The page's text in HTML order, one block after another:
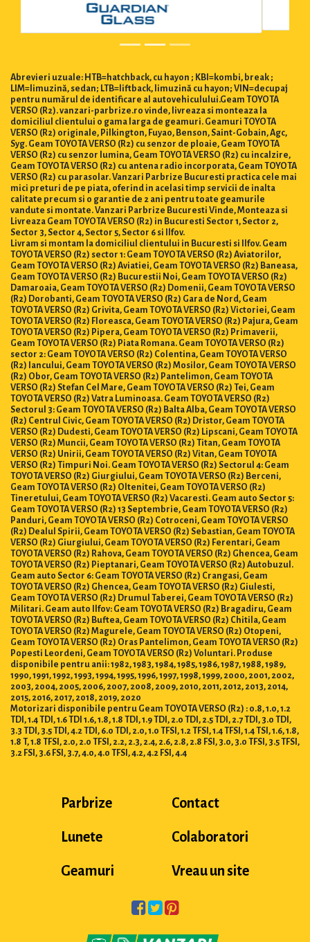
Abrevieri uzuale: HTB=hatchback, cu hayon ; KBI=kombi, break ;
LIM=limuzină, sedan; LTB=liftback, limuzină cu hayon; VIN=decupaj
pentru numărul de identificare al autovehiculului.Geam TOYOTA
VERSO (R2). vanzari-parbrize.ro vinde, livreaza si monteaza la
domiciliul clientului o gama larga de geamuri. Geamuri TOYOTA
VERSO (R2) originale, Pilkington, Fuyao, Benson, Saint-Gobain, Agc,
Syg. Geam TOYOTA VERSO (R2) cu senzor de ploaie, Geam TOYOTA
VERSO (R2) cu senzor lumina, Geam TOYOTA VERSO (R2) cu incalzire,
Geam TOYOTA VERSO (R2) cu antena radio incorporata, Geam TOYOTA
VERSO (R2) cu parasolar. Vanzari Parbrize Bucuresti practica cele mai
mici preturi de pe piata, oferind in acelasi timp servicii de inalta
calitate precum si o garantie de 2 ani pentru toate geamurile
vandute si montate. Vanzari Parbrize Bucuresti Vinde, Monteaza si
Livreaza Geam TOYOTA VERSO (R2) in Bucuresti Sector 1, Sector 2,
Sector 3, Sector 4, Sector 5, Sector 6 si Ilfov.
Livram si montam la domiciliul clientului in Bucuresti si Ilfov. Geam
TOYOTA VERSO (R2) sector 1: Geam TOYOTA VERSO (R2) Aviatorilor,
Geam TOYOTA VERSO (R2) Aviatiei, Geam TOYOTA VERSO (R2) Baneasa,
Geam TOYOTA VERSO (R2) Bucurestii Noi, Geam TOYOTA VERSO (R2)
Damaroaia, Geam TOYOTA VERSO (R2) Domenii, Geam TOYOTA VERSO
(R2) Dorobanti, Geam TOYOTA VERSO (R2) Gara de Nord, Geam
TOYOTA VERSO (R2) Grivita, Geam TOYOTA VERSO (R2) Victoriei, Geam
TOYOTA VERSO (R2) Floreasca, Geam TOYOTA VERSO (R2) Pajura, Geam
TOYOTA VERSO (R2) Pipera, Geam TOYOTA VERSO (R2) Primaverii,
Geam TOYOTA VERSO (R2) Piata Romana. Geam TOYOTA VERSO (R2)
sector 2: Geam TOYOTA VERSO (R2) Colentina, Geam TOYOTA VERSO
(R2) Iancului, Geam TOYOTA VERSO (R2) Mosilor, Geam TOYOTA VERSO
(R2) Obor, Geam TOYOTA VERSO (R2) Pantelimon, Geam TOYOTA
VERSO (R2) Stefan Cel Mare, Geam TOYOTA VERSO (R2) Tei, Geam
TOYOTA VERSO (R2) Vatra Luminoasa. Geam TOYOTA VERSO (R2)
Sectorul 3: Geam TOYOTA VERSO (R2) Balta Alba, Geam TOYOTA VERSO
(R2) Centrul Civic, Geam TOYOTA VERSO (R2) Dristor, Geam TOYOTA
VERSO (R2) Dudesti, Geam TOYOTA VERSO (R2) Lipscani, Geam TOYOTA
VERSO (R2) Muncii, Geam TOYOTA VERSO (R2) Titan, Geam TOYOTA
VERSO (R2) Unirii, Geam TOYOTA VERSO (R2) Vitan, Geam TOYOTA
VERSO (R2) Timpuri Noi. Geam TOYOTA VERSO (R2) Sectorul 4: Geam
TOYOTA VERSO (R2) Giurgiului, Geam TOYOTA VERSO (R2) Berceni,
Geam TOYOTA VERSO (R2) Oltenitei, Geam TOYOTA VERSO (R2)
Tineretului, Geam TOYOTA VERSO (R2) Vacaresti. Geam auto Sector 5:
Geam TOYOTA VERSO (R2) 13 Septembrie, Geam TOYOTA VERSO (R2)
Panduri, Geam TOYOTA VERSO (R2) Cotroceni, Geam TOYOTA VERSO
(R2) Dealul Spirii, Geam TOYOTA VERSO (R2) Sebastian, Geam TOYOTA
VERSO (R2) Giurgiului, Geam TOYOTA VERSO (R2) Ferentari, Geam
TOYOTA VERSO (R2) Rahova, Geam TOYOTA VERSO (R2) Ghencea, Geam
TOYOTA VERSO (R2) Pieptanari, Geam TOYOTA VERSO (R2) Autobuzul.
Geam auto Sector 6: Geam TOYOTA VERSO (R2) Crangasi, Geam
TOYOTA VERSO (R2) Ghencea, Geam TOYOTA VERSO (R2) Giulesti,
Geam TOYOTA VERSO (R2) Drumul Taberei, Geam TOYOTA VERSO (R2)
Militari. Geam auto Ilfov: Geam TOYOTA VERSO (R2) Bragadiru, Geam
TOYOTA VERSO (R2) Buftea, Geam TOYOTA VERSO (R2) Chitila, Geam
TOYOTA VERSO (R2) Magurele, Geam TOYOTA VERSO (R2) Otopeni,
Geam TOYOTA VERSO (R2) Oras Pantelimon, Geam TOYOTA VERSO (R2)
Popesti Leordeni, Geam TOYOTA VERSO (R2) Voluntari. Produse
disponibile pentru anii: 1982, 1983, 1984, 1985, 1986, 1987, 1988, 1989,
1990, 1991, 1992, 1993, 1994, 1995, 1996, 1997, 1998, 1999, 2000, 2001, 2002,
2003, 2004, 2005, 2006, 2007, 2008, 2009, 2010, 2011, 2012, 2013, 2014,
2015, 2016, 2017, 2018, 2019, 2020
Motorizari disponibile pentru Geam TOYOTA VERSO (R2) : 0.8, 1.0, 1.2
TDI, 1.4 TDI, 1.6 TDI 1.6, 1.8, 1.8 TDI, 1.9 TDI, 2.0 TDI, 2.5 TDI, 2.7 TDI, 3.0 TDI,
3.3 TDI, 3.5 TDI, 4.2 TDI, 6.0 TDI, 2.0, 1.0 TFSI, 1.2 TFSI, 1.4 TFSI, 1.4 TSI, 1.6, 1.8,
1.8 T, 1.8 TFSI, 2.0, 2.0 TFSI, 2.2, 2.3, 2.4, 2.6, 2.8, 2.8 FSI, 3.0, 3.0 TFSI, 3.5 TFSI,
3.2 FSI, 3.6 FSI, 3.7, 4.0, 4.0 TFSI, 4.2, 4.2 FSI, 4.4
Parbrize
Lunete
Geamuri
Contact
Colaboratori
Vreau un site